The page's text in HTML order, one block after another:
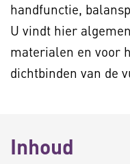
handfunctie,
U vindt hier
materialen en voor
dichtbinden van de
Inhoud